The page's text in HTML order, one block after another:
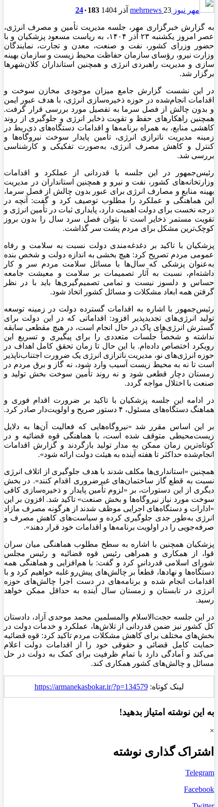
مهر نیوز mehrnews 23 آذر 1404 24۰ 183
به گزارش خبرگزاری مهر، جلسه مدیریت تأمین و مصرف انرژی،
عصر امروز یکشنبه ۲۳ آذر ۱۴۰۴، به ریاست مسعود پزشکیان و با
حضور وزرای کشور، نفت و صنعت، معدن و تجارت، نمایندگان
وزارت نیرو، رؤسای سازمان حفاظت محیط زیست و سازمان بهینه
سازی و مدیریت راهبردی انرژی و همچنین استانداران کلان‌شهرها
برگزار شد.
در این نشست گزارش جامع میزان موجودی مخازن سوخت و
اقدامات انجام‌شده در حوزه ذخیره‌سازی انرژی، با هدف عبور ایمن
و بدون چالش از فصل سرما به تفصیل مورد بررسی قرار گرفت.
همچنین راهکارهای حفظ و تقویت ذخایر انرژی و جلوگیری از روند
کاهشی منابع، به همراه برنامه‌ها و اقدامات دستگاه‌های ذی‌ربط در
زمینه مدیریت ناترازی انرژی، تأمین پایدار سوخت نیروگاه‌ها و
کنترل و کاهش مصرف انرژی، به‌صورت تفکیکی و کارشناسی
بررسی شد.
رئیس‌جمهور در این جلسه با قدردانی از عملکرد و اقدامات
وزارتخانه‌های کشور، نفت و نیرو و همچنین استانداران در مدیریت
بهینه منابع و مصارف انرژی برای عبور بدون چالش از فصل سرما،
این هماهنگی و عملکرد را مطلوب توصیف کرد و گفت: آنچه در
درجه نخست برای دولت اهمیت دارد، پایداری ثبات در تأمین انرژی و
تقویت مستمر ذخایر است تا بتوان فصل سرد سال را بدون بروز
کوچک‌ترین مشکل برای مردم پشت سر گذاشت.
پزشکیان با تاکید بر دغدغه‌مندی دولت نسبت به سلامت و رفاه
عمومی مردم تصریح کرد: هیچ بخشی به اندازه دولت و شخص بنده
به‌عنوان پزشکی که سال‌ها با مسائل سلامت مردم سر و کار
داشته‌ام، نسبت به آثار تصمیمات بر سلامت و معیشت جامعه
حساس و دلسوز نیست و تمامی تصمیم‌گیری‌ها باید با در نظر
گرفتن همه ابعاد مشکلات و مسائل کشور اتخاذ شود.
رئیس‌جمهور با اشاره به اقدامات گسترده دولت در زمینه توسعه
تولید انرژی‌های تجدیدپذیر
افزود: اقداماتی که در این دولت برای
گسترش انرژی‌های پاک در حال انجام است، در هیچ مقطعی سابقه
نداشته و شخصاً جلسات متعددی را برای پیگیری و تسریع این
رویکرد اختصاص داده‌ام. با این حال تا زمان تحقق کامل اهداف در
حوزه انرژی‌های نو، مدیریت ناترازی انرژی یک ضرورت اجتناب‌ناپذیر
است تا نه به محیط زیست آسیب وارد شود، نه گاز و برق مردم در
زمستان دچار قطعی شود و نه روند تأمین سوخت بخش تولید و
صنعت با اختلال مواجه گردد.
در ادامه این جلسه پزشکیان با تاکید بر ضرورت اقدام فوری و
هماهنگ دستگاه‌های مسئول، ۴ دستور صریح و اولویت‌دار صادر کرد.
بر این اساس مقرر شد «نیروگاه‌هایی که فعالیت آن‌ها به دلایل
زیست‌محیطی متوقف شده است، با هماهنگی قوه قضائیه و در
کوتاه‌ترین زمان ممکن به مدار تولید بازگردند و گزارش اقدامات
انجام‌شده حداکثر تا هفته آینده به هیئت دولت ارائه شود».
همچنین «استانداری‌ها مکلف شدند با هدف جلوگیری از اتلاف انرژی
نسبت به قطع گاز ساختمان‌های غیرضروری اقدام کنند». در بخش
دیگری از این دستورات، بر «لزوم تأمین پایدار و ذخیره‌سازی کافی
سوخت مورد نیاز نیروگاه‌ها و بخش صنعت» تاکید شد. افزون بر این
«ادارات و دستگاه‌های اجرایی موظف شدند از هرگونه مصرف مازاد
انرژی به‌طور جدی جلوگیری کرده و سیاست‌های کاهش مصرف و
صرفه‌جویی را در اولویت برنامه‌ها و اقدامات خود قرار دهند».
پزشکیان همچنین با اشاره به سطح مطلوب هماهنگی میان سران
قوا، از همکاری و همراهی رئیس قوه قضائیه و رئیس مجلس
شورای اسلامی قدردانی کرد و گفت: با هم‌افزایی و هماهنگی همه
دستگاه‌ها و نهادها، قطعاً بر چالش‌های پیش‌رو غلبه خواهیم کرد و با
اقدامات انجام شده و برنامه‌های در دست اجرا چالش‌های حوزه
انرژی در تابستان و زمستان سال آینده به حداقل ممکن خواهد
رسید.
در این جلسه حجت‌الاسلام والمسلمین محمد موحدی آزاد، دادستان
کل کشور نیز ضمن قدردانی از تلاش‌ها، عملکرد و خدمات دولت در
بخش‌های مختلف برای کاهش مشکلات مردم تاکید کرد: قوه قضائیه
حمایت کامل قضائی و حقوقی خود را از اقدامات دولت اعلام
می‌کند و آمادگی دارد با تمام ظرفیت برای کمک به دولت در حل
مسائل و چالش‌های کشور همکاری کند.
لینک کوتاه:https://armanekasbokar.ir/?p=134579
به این نوشته امتیاز بدهید!
×
اشتراک گذاری نوشته
Telegram
Facebook